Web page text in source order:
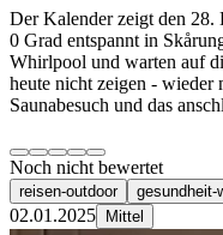
Der Kalender zeigt den 28.
0 Grad entspannt in
Whirlpool und warten auf
heute nicht zeigen -
Saunabesuch und das
Noch nicht bewertet
reisen-outdoor gesundheit-
02.01.2025 Mittel